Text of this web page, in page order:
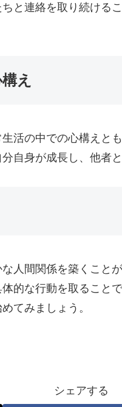
と連絡を取り続ける
え
活の中での心構えと
自身が成長し、他者
人間関係を築くこと
的な行動を取ること
てみましょう。
シェアする